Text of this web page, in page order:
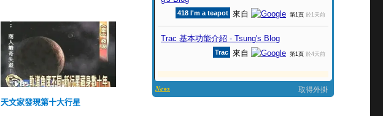
天文家發現第十大行星